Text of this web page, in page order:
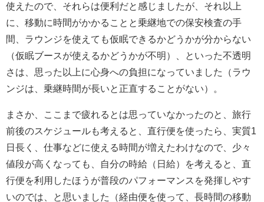
使えたので、それらは便利だと感じましたが、それ以上
に、移動に時間がかかることと乗継地での保安検査の手
間、ラウンジを使えても仮眠できるかどうかが分からない
（仮眠ブースが使えるかどうかが不明）、といった不透明
さは、思った以上に心身への負担になっていました（ラウ
ンジは、乗継時間が長いと正直することがない）。
まさか、ここまで疲れるとは思っていなかったのと、旅行
前後のスケジュールも考えると、直行便を使ったら、実質1
日長く、仕事などに使える時間が増えたわけなので、少々
値段が高くなっても、自分の時給（日給）を考えると、直
行便を利用したほうが普段のパフォーマンスを発揮しやす
いのでは、と思いました（経由便を使って、長時間の移動